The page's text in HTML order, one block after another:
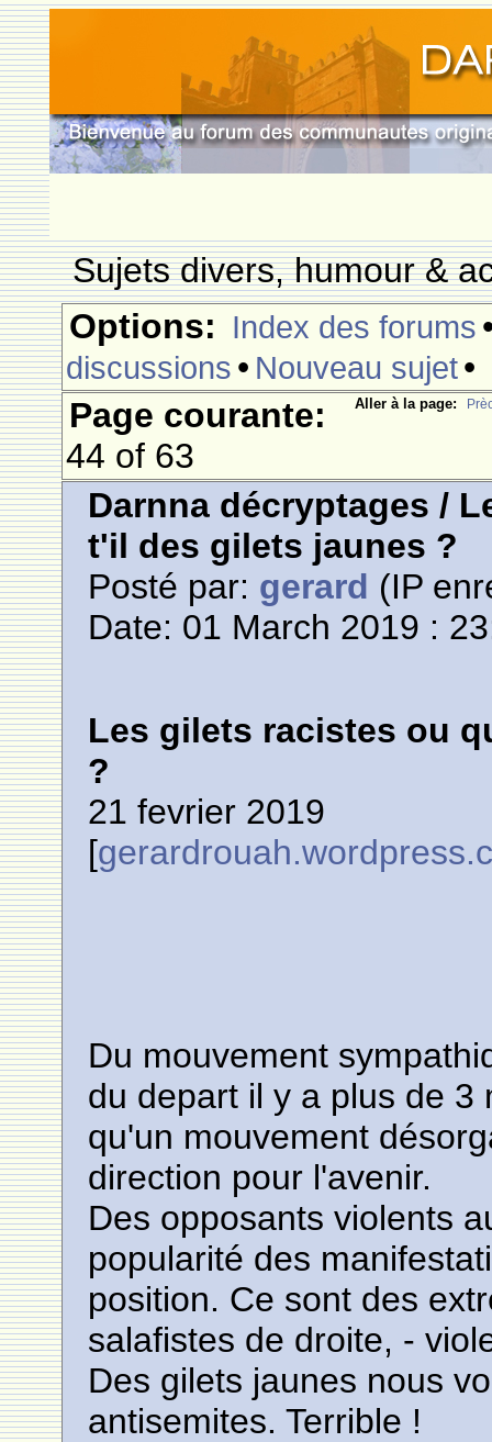
Sujets divers, humour &
Options: Index des forums
discussions • Nouveau sujet•
Aller à la page:
Page courante:
44 of 63
Darnna décryptages /
t'il des gilets jaunes ?
Posté par: gerard (IP
Date: 01 March 2019 :
Les gilets racistes ou
?
21 fevrier 2019
[
Du mouvement
du depart il y a plus de 3
qu'un mouvement
direction pour l'avenir.
Des opposants violents
popularité des
position. Ce sont des
salafistes de droite, -
Des gilets jaunes nous
antisemites. Terrible !